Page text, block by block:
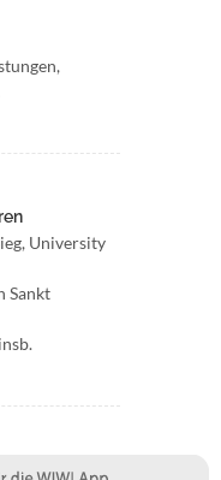
University
Sankt